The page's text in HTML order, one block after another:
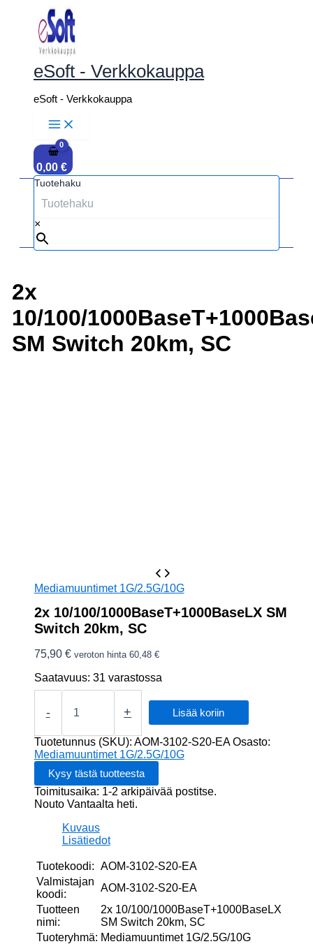
sisältöön
eSoft - Verkkokauppa
eSoft - Verkkokauppa
0,00 €
Tuotehaku
×
2x
10/100/
SM Switch 20km, SC
Mediamuuntimet 1G/2.5G/10G
2x 10/100/1000BaseT+1000BaseLX SM
Switch 20km, SC
75,90 € veroton hinta 60,48 €
Saatavuus: 31 varastossa
-
10/100/1000BaseT+1000BaseLX
Switch
20km,
SC
määrä
+ Lisää koriin
Tuotetunnus (SKU): AOM-3102-S20-EA Osasto:
Mediamuuntimet 1G/2.5G/10G
Toimitusaika: 1-2 arkipäivää postitse.
Nouto Vantaalta heti.
Kuvaus
Lisätiedot
Tuotekoodi: AOM-3102-S20-EA
Valmistajan
koodi:
AOM-3102-S20-EA
Tuotteen
nimi:
2x 10/100/1000BaseT+1000BaseLX
SM Switch 20km, SC
Tuoteryhmä: Mediamuuntimet 1G/2.5G/10G